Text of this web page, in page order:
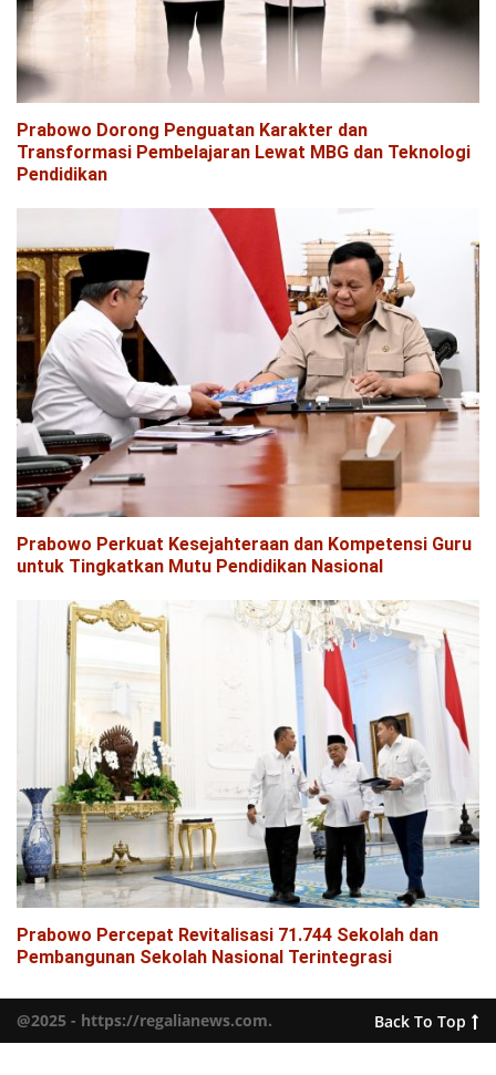
Prabowo Dorong Penguatan Karakter dan
Transformasi Pembelajaran Lewat MBG dan Teknologi
Pendidikan
Prabowo Perkuat Kesejahteraan dan Kompetensi Guru
untuk Tingkatkan Mutu Pendidikan Nasional
Prabowo Percepat Revitalisasi 71.744 Sekolah dan
Pembangunan Sekolah Nasional Terintegrasi
@2025 - https://regalianews.com. Back To Top